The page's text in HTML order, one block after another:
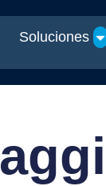
Soluciones